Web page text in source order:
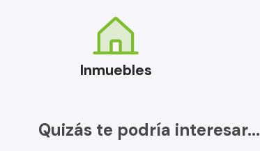
Inmuebles
Quizás te podría interesar...